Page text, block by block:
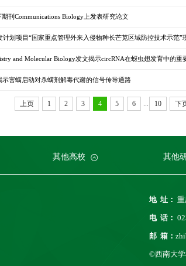
刊Communications Biology上发表研究论文
划项目“国家重点管理外来入侵物种长芒苋区域防控技术示范”
and Molecular Biology发文揭示circRNA在蚜虫翅发育中的重
害螨启动对杀螨剂解毒代谢的信号传导通路
上页 1 2 3 4 5 6 ... 10 下
其他高校 其他
地 址：
电 话：
邮 箱：
©西南大